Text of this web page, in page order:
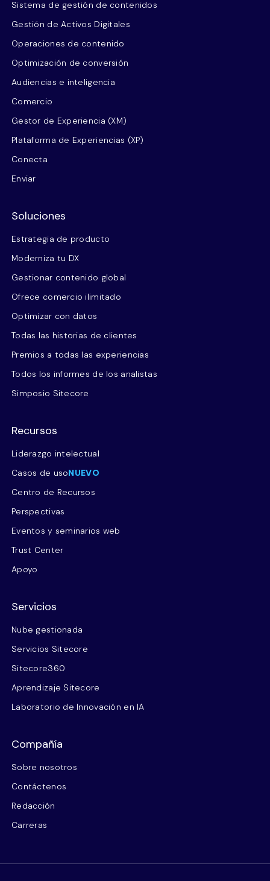
Sistema de gestión de contenidos
Gestión de Activos Digitales
Operaciones de contenido
Optimización de conversión
Audiencias e inteligencia
Comercio
Gestor de Experiencia (XM)
Plataforma de Experiencias (XP)
Conecta
Enviar
Soluciones
Estrategia de producto
Moderniza tu DX
Gestionar contenido global
Ofrece comercio ilimitado
Optimizar con datos
Todas las historias de clientes
Premios a todas las experiencias
Todos los informes de los analistas
Simposio Sitecore
Recursos
Liderazgo intelectual
Casos de usoNUEVO
Centro de Recursos
Perspectivas
Eventos y seminarios web
Trust Center
Apoyo
Servicios
Nube gestionada
Servicios Sitecore
Sitecore360
Aprendizaje Sitecore
Laboratorio de Innovación en IA
Compañía
Sobre nosotros
Contáctenos
Redacción
Carreras